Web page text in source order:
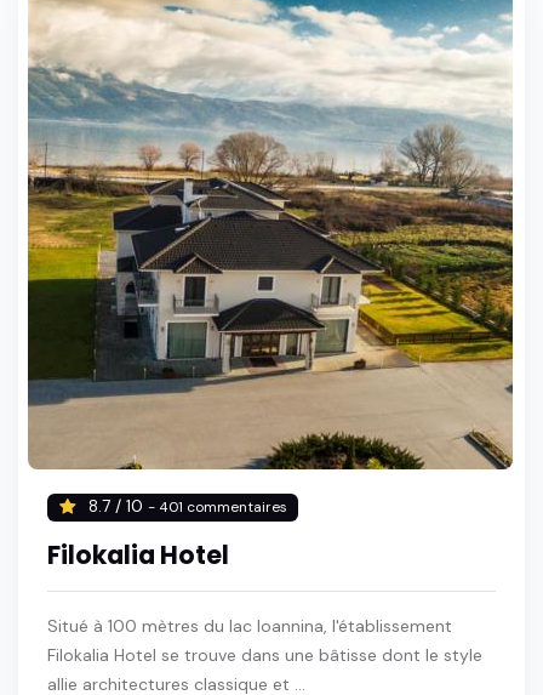
8.7 / 10 - 401 commentaires
Filokalia Hotel
Situé à 100 mètres du lac Ioannina, l'établissement
Filokalia Hotel se trouve dans une bâtisse dont le style
allie architectures classique et ...